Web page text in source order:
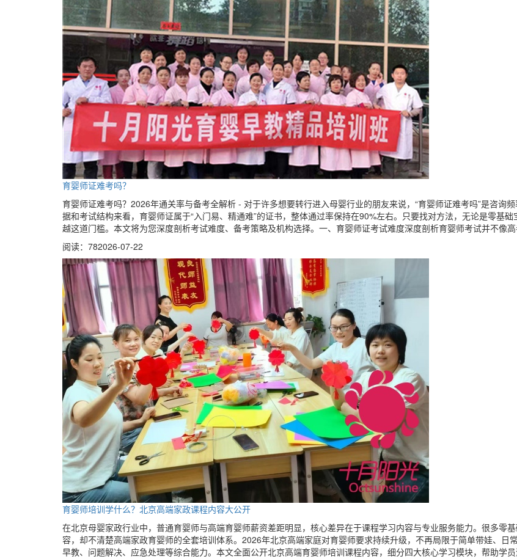
育婴师证难考吗？
育婴师证难考吗？2026年通关率与备考全解析 - 对于许多想要转行进入母婴行业的朋友来说，“育婴师证难考吗”是咨询
据和考试结构来看，育婴师证属于“入门易、精通难”的证书，整体通过率保持在90%左右。只要找对方法，无论是零基
越这道门槛。本文将为您深度剖析考试难度、备考策略及机构选择。一、育婴师证考试难度深度剖析育婴师考试并不像
阅读：782026-07-22
育婴师培训学什么？北京高端家政课程内容大公开
在北京母婴家政行业中，普通育婴师与高端育婴师薪资差距明显，核心差异在于课程学习内容与专业服务能力。很多零
容，却不清楚高端家政育婴师的全套培训体系。2026年北京高端家庭对育婴师要求持续升级，不再局限于简单带娃、日
早教、问题解决、应急处理等综合能力。本文全面公开北京高端育婴师培训课程内容，细分四大核心学习模块，帮助学